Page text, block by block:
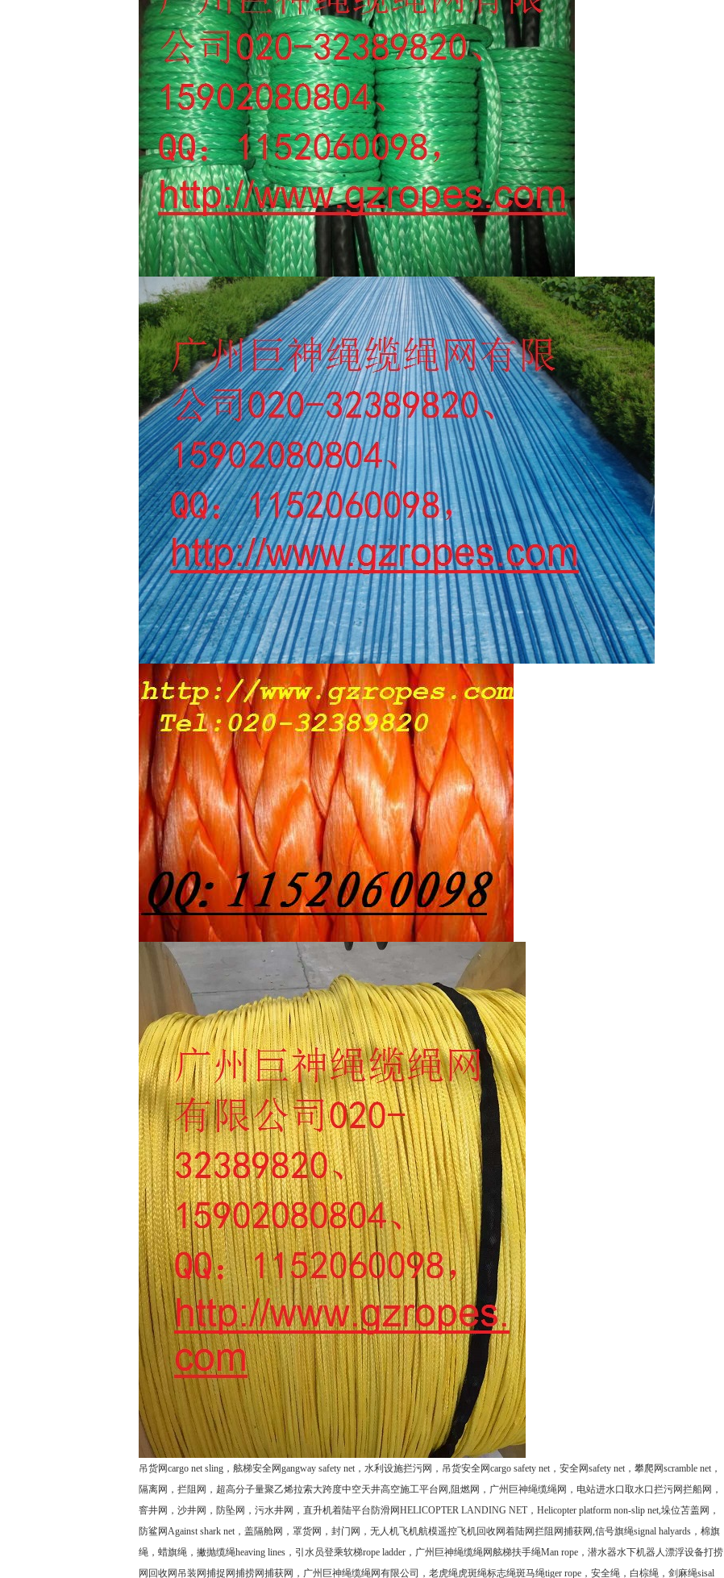
吊货网cargo net sling ，舷梯安全网gangway safety net ，水利设施拦污网，吊货安全网cargo safety net ，安全网safety net ，攀爬网scramble net ，
隔离网，拦阻网，超高分子量聚乙烯拉索大跨度中空天井高空施工平台网,阻燃网，广州巨神绳缆绳网，电站进水口取水口拦污网拦船网，
窨井网，沙井网，防坠网，污水井网，直升机着陆平台防滑网HELICOPTER LANDING NET， Helicopter platform non-slip net,垛位苫盖网，
防鲨网Against shark net ， 盖隔舱网，罩货网，封门网， 无人机飞机航模遥控飞机回收网着陆网拦阻网捕获网,信号旗绳signal halyards ，棉旗
绳，蜡旗绳，撇抛缆绳heaving lines ，引水员登乘软梯rope ladder ，广州巨神绳缆绳网舷梯扶手绳Man rope ，潜水器水下机器人漂浮设备打捞
网回收网吊装网捕捉网捕捞网捕获网，广州巨神绳缆绳网有限公司，老虎绳虎斑绳标志绳斑马绳tiger rope ，安全绳，白棕绳，剑麻绳sisal